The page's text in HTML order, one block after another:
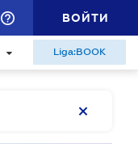
ВОЙТИ
Liga:BOOK